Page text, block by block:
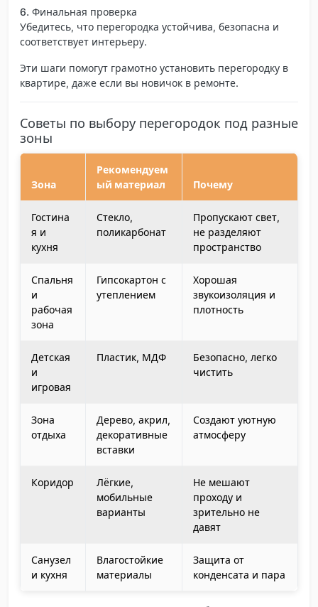
6. Финальная проверка
Убедитесь, что перегородка устойчива, безопасна и
соответствует интерьеру.
Эти шаги помогут грамотно установить перегородку в
квартире, даже если вы новичок в ремонте.
Советы по выбору перегородок под разные
зоны
Зона
Рекомендуем
ый материал
Почему
Гостина
я и
кухня
Стекло,
поликарбонат
Пропускают свет,
не разделяют
пространство
Спальня
и
рабочая
зона
Гипсокартон с
утеплением
Хорошая
звукоизоляция и
плотность
Детская
и
игровая
Пластик, МДФ
Безопасно, легко
чистить
Зона
отдыха
Дерево, акрил,
декоративные
вставки
Создают уютную
атмосферу
Коридор
Лёгкие,
мобильные
варианты
Не мешают
проходу и
зрительно не
давят
Санузел
и кухня
Влагостойкие
материалы
Защита от
конденсата и пара